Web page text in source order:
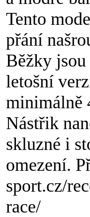
Tento
přání
Běžky
letošní
minimálně
Nástřik
skluzné i
omezení.
sport.cz/
race/